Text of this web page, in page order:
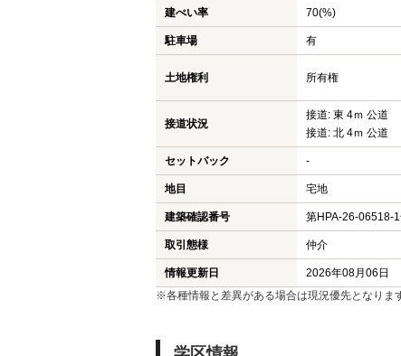
建ぺい率 70(%)
駐車場 有
土地権利 所有権
接道状況
接道: 東 4ｍ 公道
接道: 北 4ｍ 公道
セットバック -
地目 宅地
建築確認番号 第HPA-26-06518-
取引態様 仲介
情報更新日 2026年08月06日
※各種情報と差異がある場合は現況優先となりま